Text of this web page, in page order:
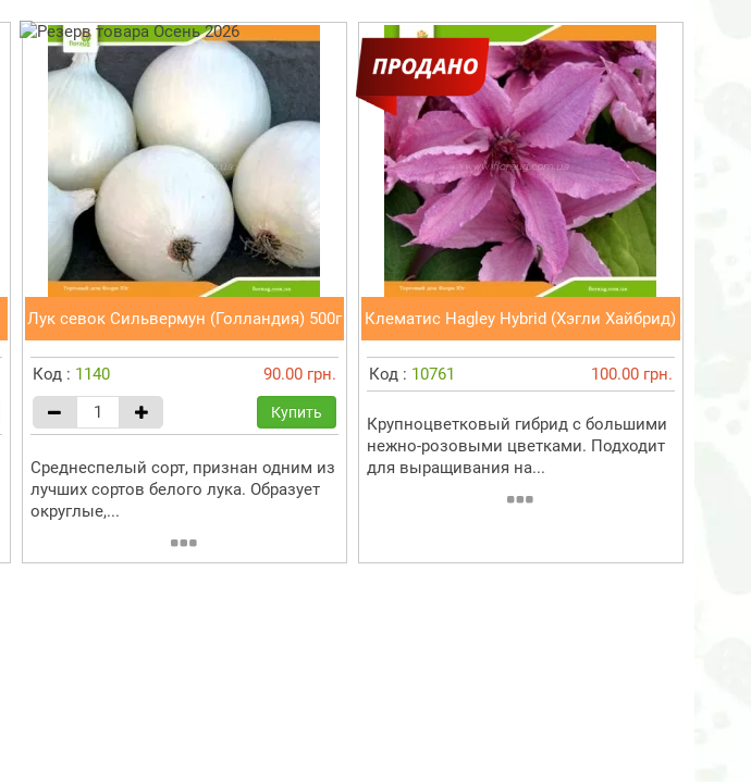
Лук севок Сильвермун (Голландия) 500г
Код : 1140 90.00 грн.
Купить
Среднеспелый сорт, признан одним из
лучших сортов белого лука. Образует
округлые,...
Клематис Hagley Hybrid (Хэгли Хайбрид)
Код : 10761 100.00 грн.
Крупноцветковый гибрид с большими
нежно-розовыми цветками. Подходит
для выращивания на...